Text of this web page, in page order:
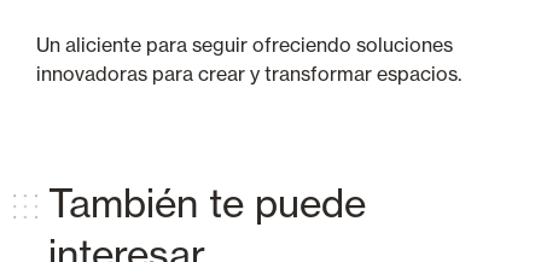
Un aliciente para seguir ofreciendo soluciones
innovadoras para crear y transformar espacios.
También te puede